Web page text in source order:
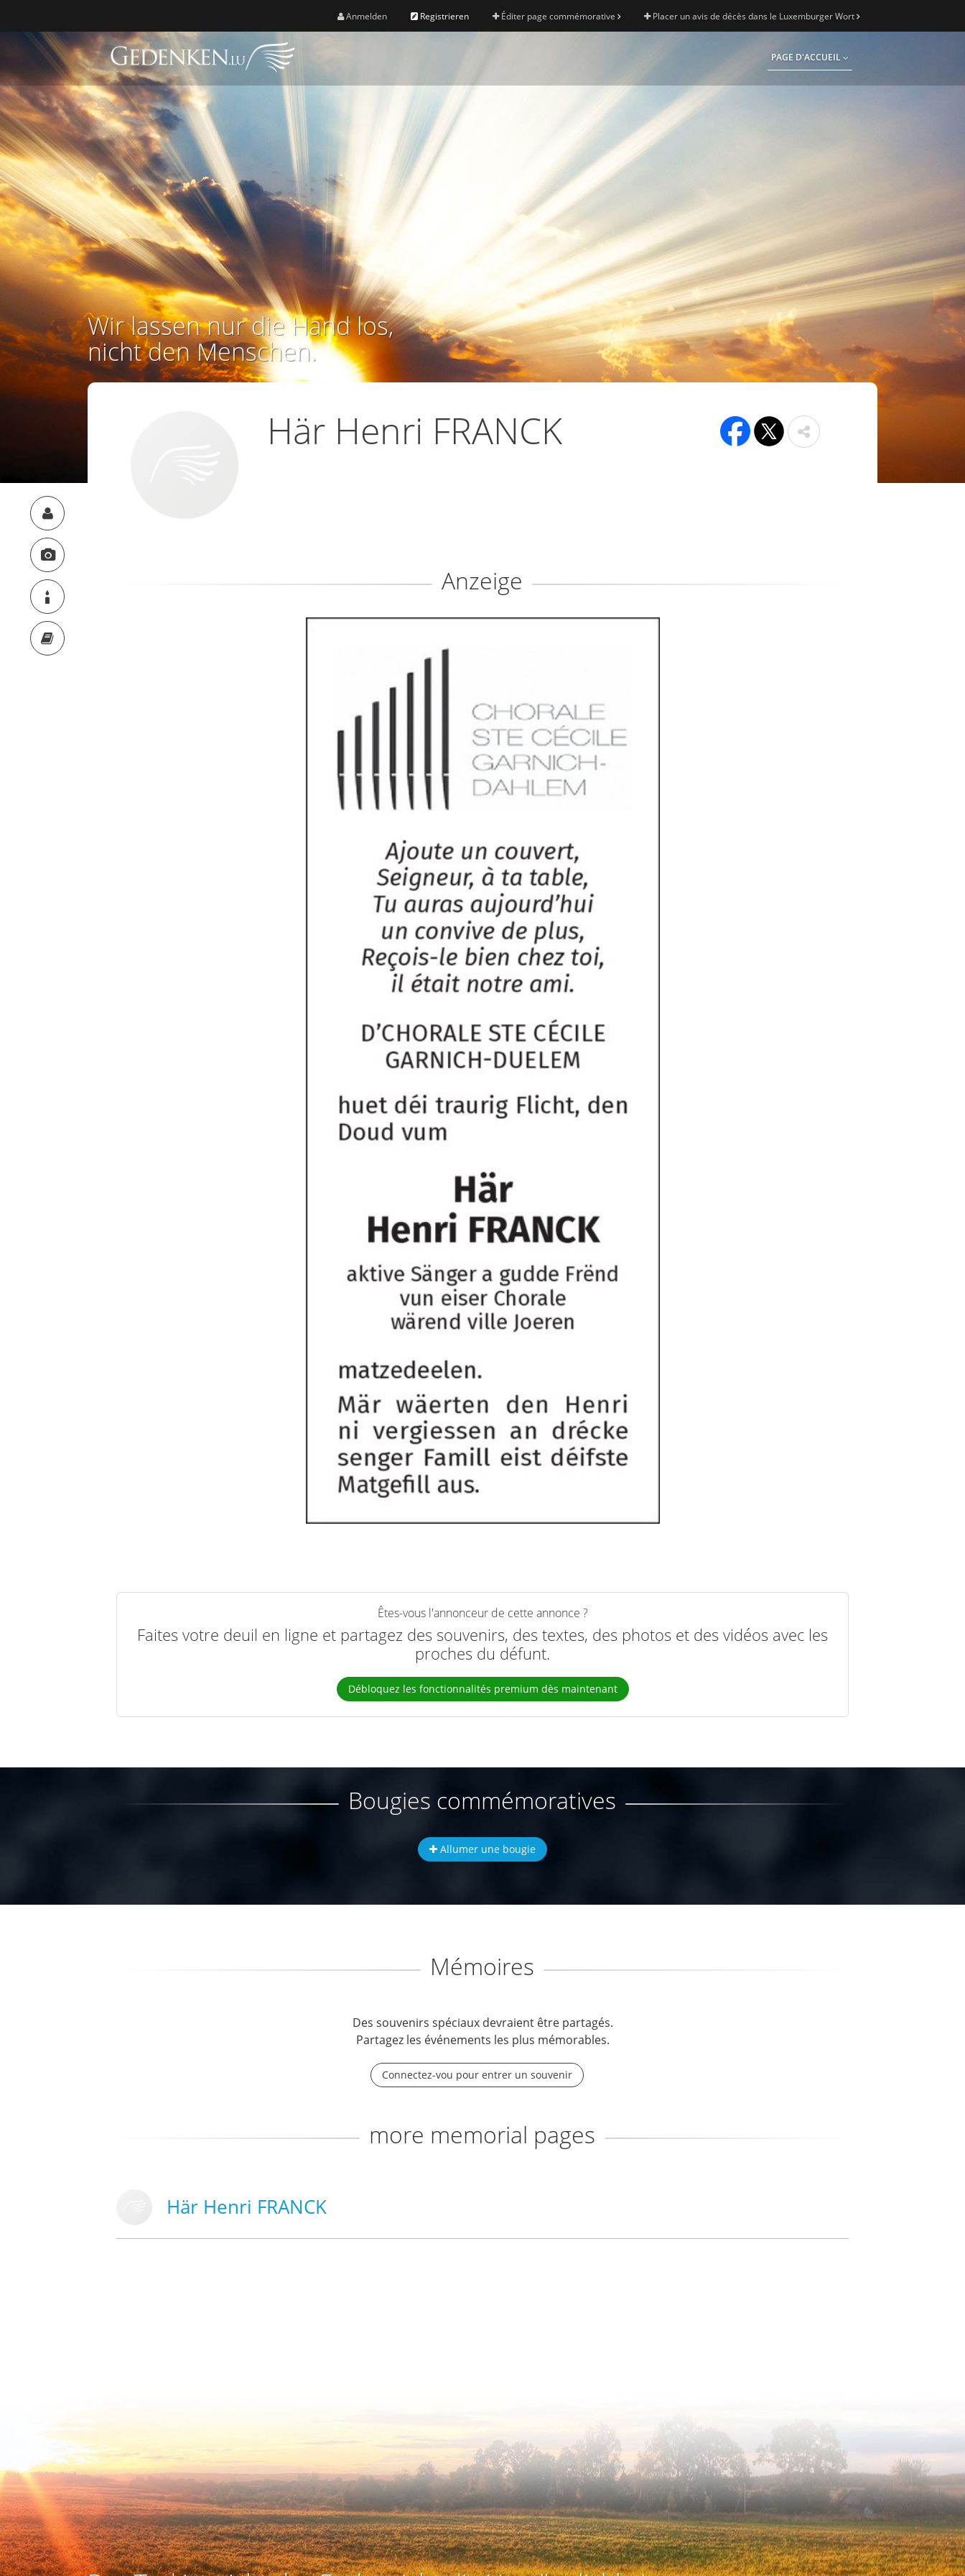
Anmelden Registrieren Éditer page commémorative Placer un avis de décès dans le Luxemburger Wort
PAGE D'ACCUEIL
Wir lassen nur die Hand los,
nicht den Menschen.
Här Henri FRANCK
Anzeige
Êtes-vous l'annonceur de cette annonce ?
Faites votre deuil en ligne et partagez des souvenirs, des textes, des photos et des vidéos avec les
proches du défunt.
Débloquez les fonctionnalités premium dès maintenant
Bougies commémoratives
Allumer une bougie
Mémoires
Des souvenirs spéciaux devraient être partagés.
Partagez les événements les plus mémorables.
Connectez-vou pour entrer un souvenir
more memorial pages
Här Henri FRANCK